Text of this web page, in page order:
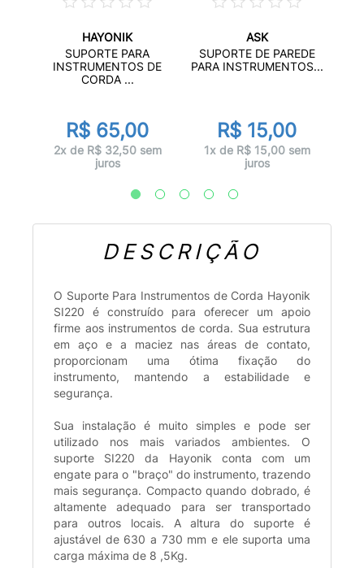
HAYONIK
SUPORTE PARA
INSTRUMENTOS DE
CORDA ...
R$ 65,00
2x de R$ 32,50 sem
juros
ASK
SUPORTE DE PAREDE
PARA INSTRUMENTOS...
R$ 15,00
1x de R$ 15,00 sem
juros
DESCRIÇÃO
O Suporte Para Instrumentos de Corda Hayonik
SI220 é construído para oferecer um apoio
firme aos instrumentos de corda. Sua estrutura
em aço e a maciez nas áreas de contato,
proporcionam uma ótima fixação do
instrumento, mantendo a estabilidade e
segurança.
Sua instalação é muito simples e pode ser
utilizado nos mais variados ambientes. O
suporte SI220 da Hayonik conta com um
engate para o "braço" do instrumento, trazendo
mais segurança. Compacto quando dobrado, é
altamente adequado para ser transportado
para outros locais. A altura do suporte é
ajustável de 630 a 730 mm e ele suporta uma
carga máxima de 8 ,5Kg.